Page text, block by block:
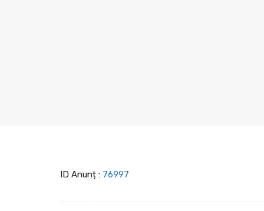
ID Anunț : 76997